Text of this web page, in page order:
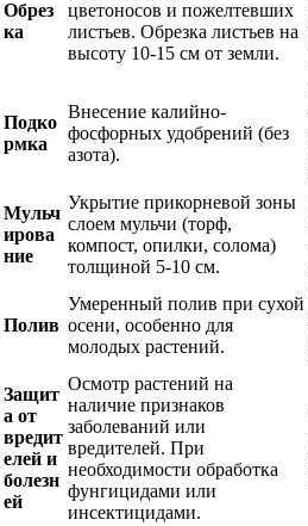
Обрез
ка
цветоносов и пожелтевших
листьев. Обрезка листьев на
высоту 10-15 см от земли.
Подко
рмка
Внесение калийно-
фосфорных удобрений (без
азота).
Мульч
ирова
ние
Укрытие прикорневой зоны
слоем мульчи (торф,
компост, опилки, солома)
толщиной 5-10 см.
Полив
Умеренный полив при сухой
осени, особенно для
молодых растений.
Защит
а от
вредит
елей и
болезн
ей
Осмотр растений на
наличие признаков
заболеваний или
вредителей. При
необходимости обработка
фунгицидами или
инсектицидами.